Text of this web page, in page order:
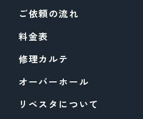
ご依頼の流れ
料金表
修理カルテ
オーバーホール
リペスタについて